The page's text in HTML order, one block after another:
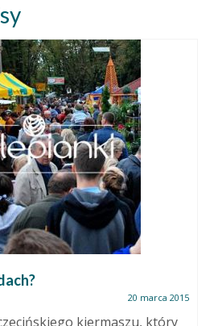
20 marca 2015
kiermaszu, który